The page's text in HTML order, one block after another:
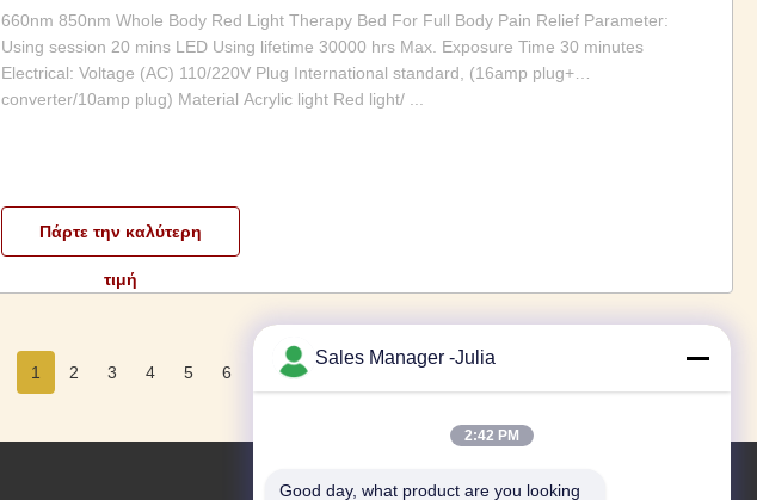
660nm 850nm Whole Body Red Light Therapy Bed For Full Body Pain Relief Parameter:
Using session 20 mins LED Using lifetime 30000 hrs Max. Exposure Time 30 minutes
Electrical: Voltage (AC) 110/220V Plug International standard, (16amp plug+
converter/10amp plug) Material Acrylic light Red light/ ...
Πάρτε την καλύτερη
τιμή
1 2 3 4 5 6 8
Sales Manager -Julia
2:42 PM
Good day, what product are you looking